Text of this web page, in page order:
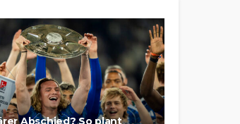
Abschied? So plant